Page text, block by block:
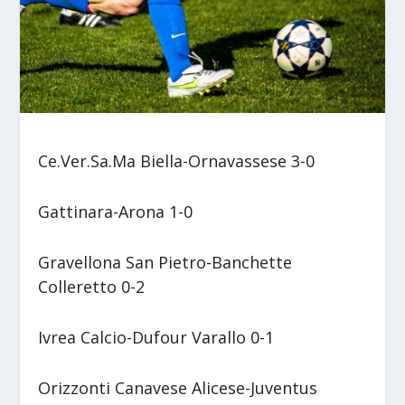
Ce.Ver.Sa.Ma Biella-Ornavassese 3-0
Gattinara-Arona 1-0
Gravellona San Pietro-Banchette
Colleretto 0-2
Ivrea Calcio-Dufour Varallo 0-1
Orizzonti Canavese Alicese-Juventus